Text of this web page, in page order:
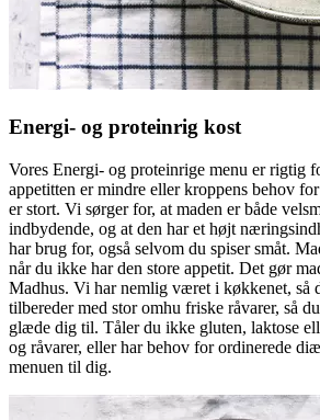
Energi- og proteinrig kost
Vores Energi- og proteinrige menu er rigtig
appetitten er mindre eller kroppens behov
er stort. Vi sørger for, at maden er både
indbydende, og at den har et højt
har brug for, også selvom du spiser småt.
når du ikke har den store appetit. Det gør
Madhus. Vi har nemlig været i køkkenet, så
tilbereder med stor omhu friske råvarer, så
glæde dig til. Tåler du ikke gluten, laktose
og råvarer, eller har behov for ordinerede
menuen til dig.